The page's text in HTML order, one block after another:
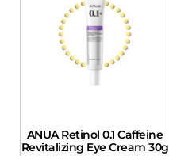
ANUA Retinol 0.1 Caffeine
Revitalizing Eye Cream 30g